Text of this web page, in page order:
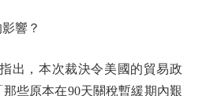
響？
，本次裁決令美國的貿易政
些原本在90天關稅暫緩期內艱